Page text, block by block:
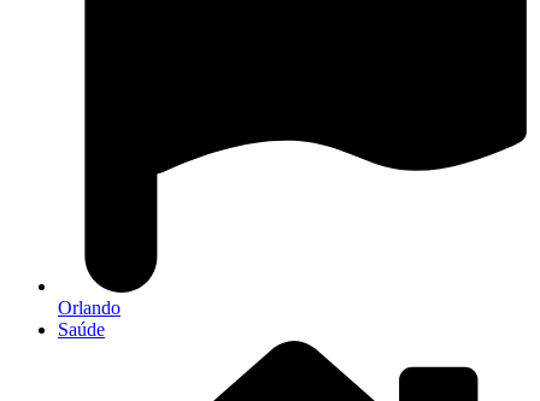
Orlando
Saúde